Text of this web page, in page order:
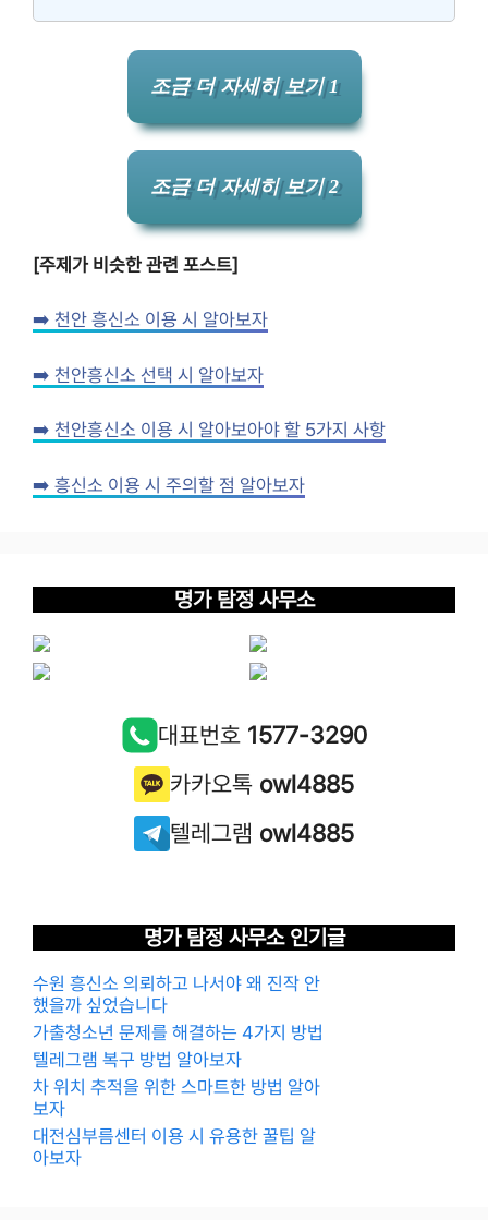
조금 더 자세히 보기 1
조금 더 자세히 보기 2
[주제가 비슷한 관련 포스트]
➡️ 천안 흥신소 이용 시 알아보자
➡️ 천안흥신소 선택 시 알아보자
➡️ 천안흥신소 이용 시 알아보아야 할 5가지 사항
➡️ 흥신소 이용 시 주의할 점 알아보자
명가 탐정 사무소
대표번호 1577-3290
카카오톡 owl4885
텔레그램 owl4885
명가 탐정 사무소 인기글
수원 흥신소 의뢰하고 나서야 왜 진작 안
했을까 싶었습니다
가출청소년 문제를 해결하는 4가지 방법
텔레그램 복구 방법 알아보자
차 위치 추적을 위한 스마트한 방법 알아
보자
대전심부름센터 이용 시 유용한 꿀팁 알
아보자